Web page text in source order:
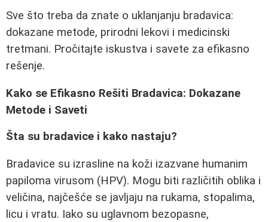
Sve što treba da znate o uklanjanju bradavica:
dokazane metode, prirodni lekovi i medicinski
tretmani. Pročitajte iskustva i savete za efikasno
rešenje.
Kako se Efikasno Rešiti Bradavica: Dokazane
Metode i Saveti
Šta su bradavice i kako nastaju?
Bradavice su izrasline na koži izazvane humanim
papiloma virusom (HPV). Mogu biti različitih oblika i
veličina, najčešće se javljaju na rukama, stopalima,
licu i vratu. Iako su uglavnom bezopasne,